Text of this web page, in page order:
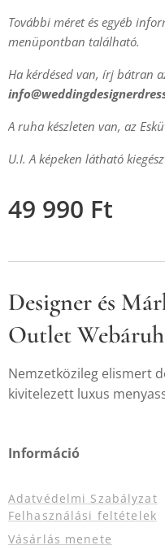
További méret és egyéb
menüpontban található.
Ha kérdésed van, írj bátran
A ruha készleten van, az
U.I. A képeken látható
49 990 Ft
Designer és
Outlet
Nemzetközileg elismert
kivitelezett luxus
Információ
Adatvédelmi Szabályzat
Felhasználási feltételek
Vásárlás menete